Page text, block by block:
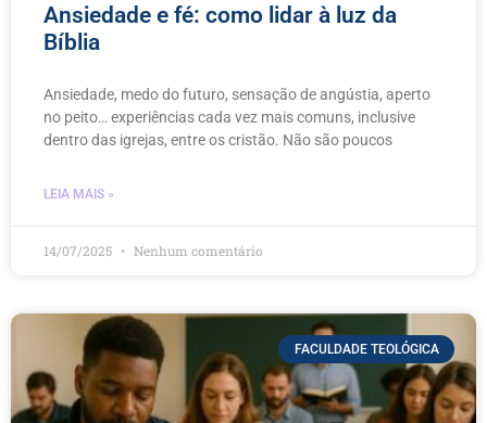
Ansiedade e fé: como lidar à luz da
Bíblia
Ansiedade, medo do futuro, sensação de angústia, aperto
no peito… experiências cada vez mais comuns, inclusive
dentro das igrejas, entre os cristão. Não são poucos
LEIA MAIS »
14/07/2025 Nenhum comentário
FACULDADE TEOLÓGICA